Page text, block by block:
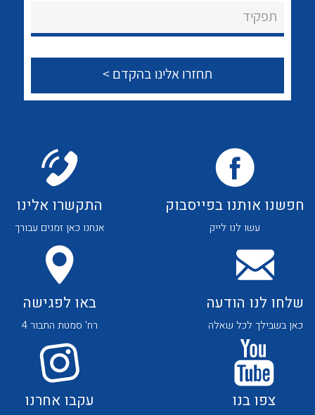
צור קשר
לכל מוצרי היצרן לכל מוצרי היצרן
תפקיד
חפשנו אותנו בפייסבוק
עשו לנו לייק
התקשרו אלינו
אנחנו כאן זמנים עבורך
שלחו לנו הודעה
כאן בשבילך לכל שאלה
באו לפגישה
רח' סמטת התבור 4
צפו בנו עקבו אחרנו